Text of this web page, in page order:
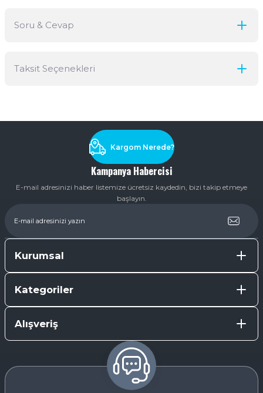
Soru & Cevap
Taksit Seçenekleri
Kampanya Habercisi
E-mail adresinizi haber listemize ücretsiz kaydedin, bizi takip etmeye
başlayın.
Kargom Nerede?
Kurumsal
Kategoriler
Alışveriş